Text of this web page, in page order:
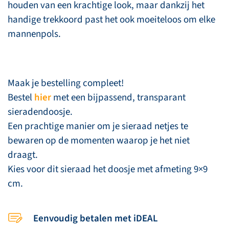
houden van een krachtige look, maar dankzij het
handige trekkoord past het ook moeiteloos om elke
mannenpols.
Maak je bestelling compleet!
Bestel hiermet een bijpassend, transparant
sieradendoosje.
Een prachtige manier om je sieraad netjes te
bewaren op de momenten waarop je het niet
draagt.
Kies voor dit sieraad het doosje met afmeting 9×9
cm.
Eenvoudig betalen met iDEAL